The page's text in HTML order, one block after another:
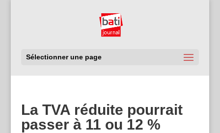
Sélectionner une page
La TVA réduite pourrait
passer à 11 ou 12 %